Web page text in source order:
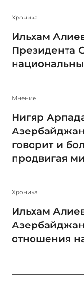
Xроника
Ильхам
Президента
Мнение
Нигяр
говорит и
продвигая
Xроника
Ильхам
отношения